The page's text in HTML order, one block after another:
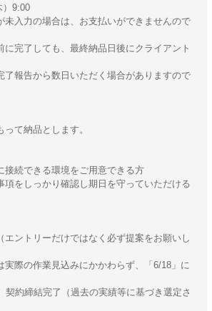
9:00
入力の場合は、お支払いができませんので
完了しても、最終納品日後にクライアント
報告から数日いただく場合がありますので
て納品とします。
続できる環境をご用意できる方
をしっかり確認し期日を守っていただける
ントリーだけではなく必ず提案をお願いし
際の作業見込みにかかわらず、「6/18」に
約締結完了（過去の実績等に基づき選定さ